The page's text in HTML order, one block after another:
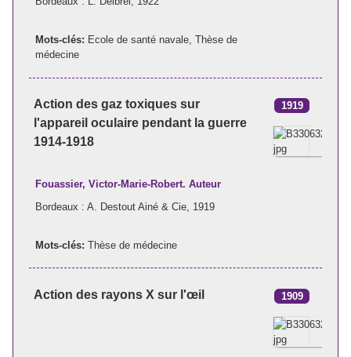
Mots-clés: Ecole de santé navale, Thèse de
médecine
Action des gaz toxiques sur
l'appareil oculaire pendant la guerre
1914-1918
1919
Fouassier, Victor-Marie-Robert. Auteur
Bordeaux : A. Destout Ainé & Cie, 1919
Mots-clés: Thèse de médecine
Action des rayons X sur l'œil 1909